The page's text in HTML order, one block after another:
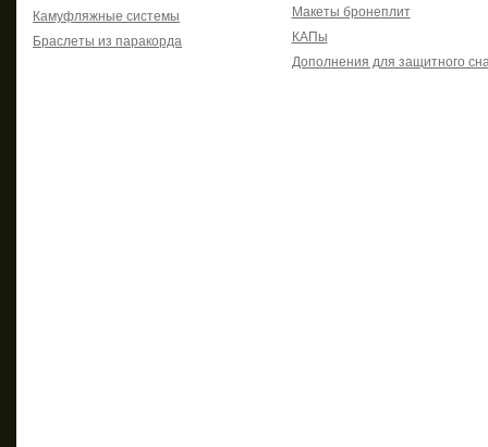
Камуфляжные системы
Браслеты из паракорда
Макеты бронеплит
КАПы
Дополнения для защитного